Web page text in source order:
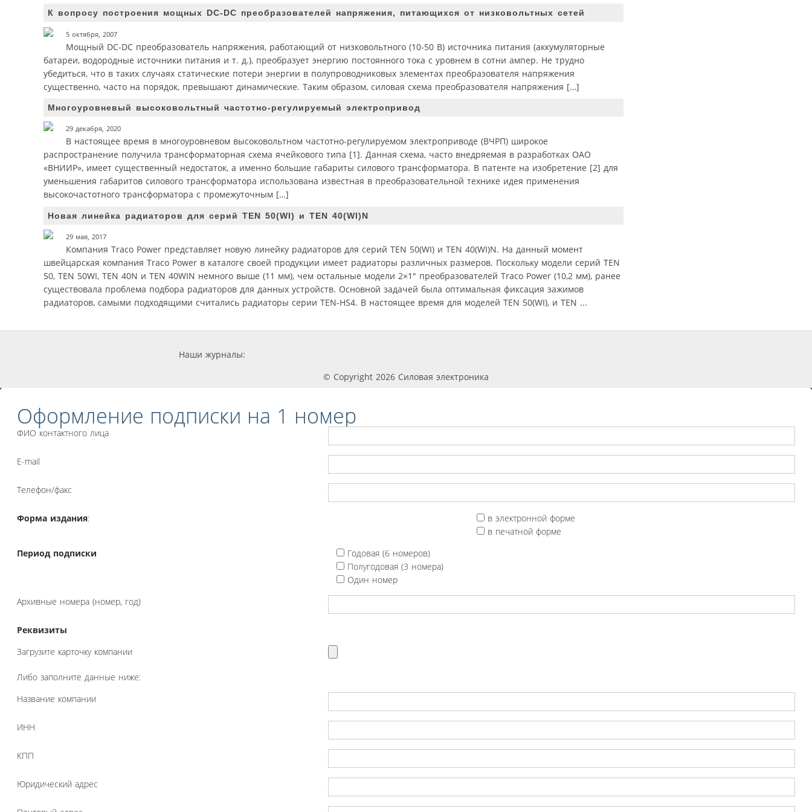
К вопросу построения мощных DC-DC преобразователей напряжения, питающихся от низковольтных сетей
5 октября, 2007
Мощный DC-DC преобразователь напряжения, работающий от низковольтного (10-50 В) источника питания (аккумуляторные
батареи, водородные источники питания и т. д.), преобразует энергию постоянного тока с уровнем в сотни ампер. Не трудно
убедиться, что в таких случаях статические потери энергии в полупроводниковых элементах преобразователя напряжения
существенно, часто на порядок, превышают динамические. Таким образом, силовая схема преобразователя напряжения […]
Многоуровневый высоковольтный частотно-регулируемый электропривод
29 декабря, 2020
В настоящее время в многоуровневом высоковольтном частотно-регулируемом электроприводе (ВЧРП) широкое
распространение получила трансформаторная схема ячейкового типа [1]. Данная схема, часто внедряемая в разработках ОАО
«ВНИИР», имеет существенный недостаток, а именно большие габариты силового трансформатора. В патенте на изобретение [2] для
уменьшения габаритов силового трансформатора использована известная в преобразовательной технике идея применения
высокочастотного трансформатора с промежуточным […]
Новая линейка радиаторов для серий TEN 50(WI) и TEN 40(WI)N
29 мая, 2017
Компания Traco Power представляет новую линейку радиаторов для серий TEN 50(WI) и TEN 40(WI)N. На данный момент
швейцарская компания Traco Power в каталоге своей продукции имеет радиаторы различных размеров. Поскольку модели серий TEN
50, TEN 50WI, TEN 40N и TEN 40WIN немного выше (11 мм), чем остальные модели 2×1" преобразователей Traco Power (10,2 мм), ранее
существовала проблема подбора радиаторов для данных устройств. Основной задачей была оптимальная фиксация зажимов
радиаторов, самыми подходящими считались радиаторы серии TEN-HS4. В настоящее время для моделей TEN 50(WI), и TEN ...
Наши журналы:
© Copyright 2026 Силовая электроника
Оформление подписки на 1 номер
ФИО контактного лица
E-mail
Телефон/факс
Форма издания:
в электронной форме
в печатной форме
Период подписки
Годовая (6 номеров)
Полугодовая (3 номера)
Один номер
Архивные номера (номер, год)
Реквизиты
Загрузите карточку компании
Либо заполните данные ниже:
Название компании
ИНН
КПП
Юридический адрес